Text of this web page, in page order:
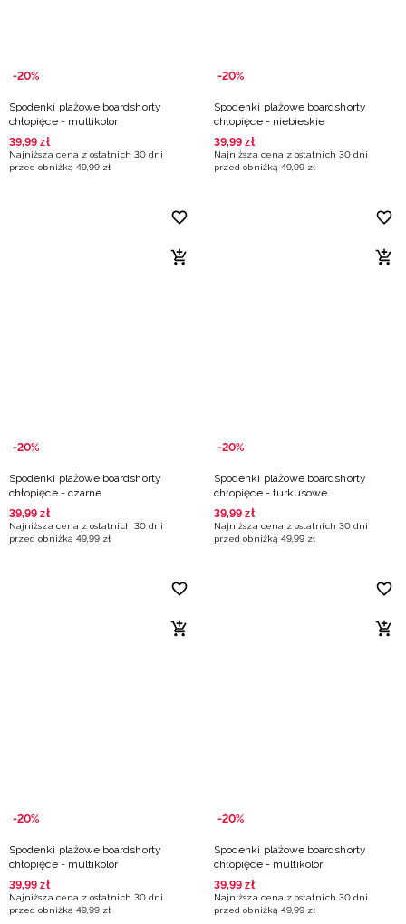
-20%
Spodenki plażowe boardshorty
chłopięce - multikolor
39,99 zł
Najniższa cena z ostatnich 30 dni
przed obniżką 49,99 zł
-20%
Spodenki plażowe boardshorty
chłopięce - niebieskie
39,99 zł
Najniższa cena z ostatnich 30 dni
przed obniżką 49,99 zł
-20%
Spodenki plażowe boardshorty
chłopięce - czarne
39,99 zł
Najniższa cena z ostatnich 30 dni
przed obniżką 49,99 zł
-20%
Spodenki plażowe boardshorty
chłopięce - turkusowe
39,99 zł
Najniższa cena z ostatnich 30 dni
przed obniżką 49,99 zł
-20%
Spodenki plażowe boardshorty
chłopięce - multikolor
39,99 zł
Najniższa cena z ostatnich 30 dni
przed obniżką 49,99 zł
-20%
Spodenki plażowe boardshorty
chłopięce - multikolor
39,99 zł
Najniższa cena z ostatnich 30 dni
przed obniżką 49,99 zł